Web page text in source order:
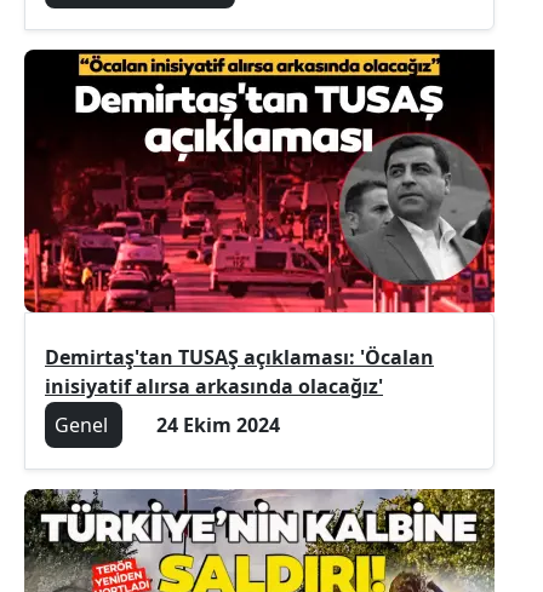
Demirtaş'tan TUSAŞ açıklaması: 'Öcalan
inisiyatif alırsa arkasında olacağız'
Genel
24 Ekim 2024